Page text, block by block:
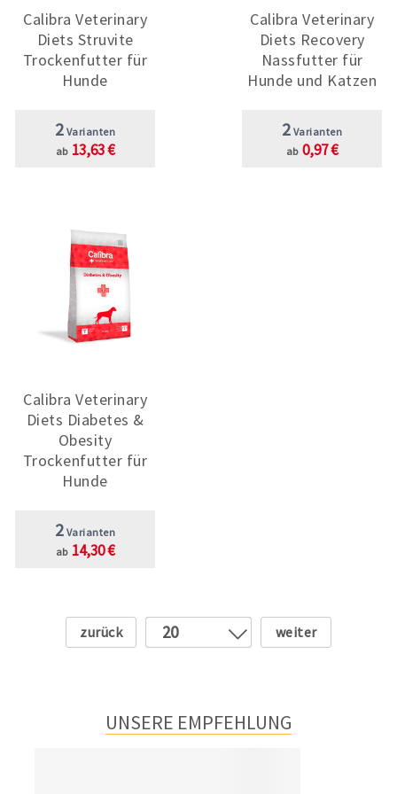
Calibra Veterinary
Diets Struvite
Trockenfutter für
Hunde
2 Varianten
ab 13,63 €
Calibra Veterinary
Diets Recovery
Nassfutter für
Hunde und Katzen
2 Varianten
ab 0,97 €
Calibra Veterinary
Diets Diabetes &
Obesity
Trockenfutter für
Hunde
2 Varianten
ab 14,30 €
Zurück
4
20 Weiter
UNSERE EMPFEHLUNG